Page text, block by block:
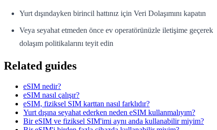
Yurt dışındayken birincil hattınız için Veri Dolaşımını kapatın
Veya seyahat etmeden önce ev operatörünüzle iletişime geçerek
dolaşım politikalarını teyit edin
Related guides
eSIM nedir?
eSIM nasıl çalışır?
eSIM, fiziksel SIM karttan nasıl farklıdır?
Yurt dışına seyahat ederken neden eSIM kullanmalıyım?
Bir eSIM ve fiziksel SIM'imi aynı anda kullanabilir miyim?